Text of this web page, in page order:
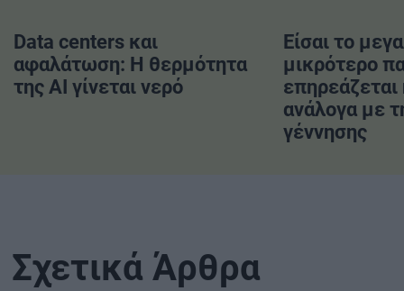
Data centers και
αφαλάτωση: Η θερμότητα
της AI γίνεται νερό
Είσαι το
μικρότερο
επηρεάζεται
ανάλογα με
γέννησης
Σχετικά Άρθρα